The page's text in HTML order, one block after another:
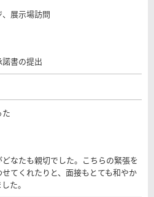
、展示場訪問
書の提出
た
どなたも親切でした。こちらの緊張を
てくれたりと、面接もとても和やか
た。